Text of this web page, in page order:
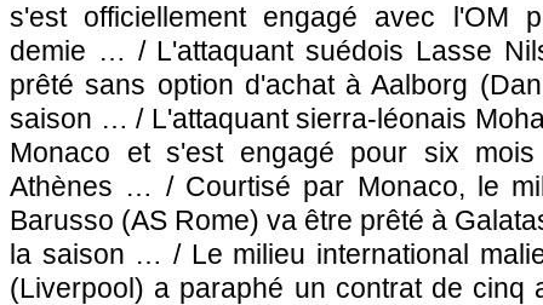
s'est officiellement engagé avec l'OM
demie … / L'attaquant suédois Lasse
prêté sans option d'achat à Aalborg
saison … / L'attaquant sierra-léonais
Monaco et s'est engagé pour six
Athènes … / Courtisé par Monaco, le
Barusso (AS Rome) va être prêté à
la saison … / Le milieu international
(Liverpool) a paraphé un contrat de cinq